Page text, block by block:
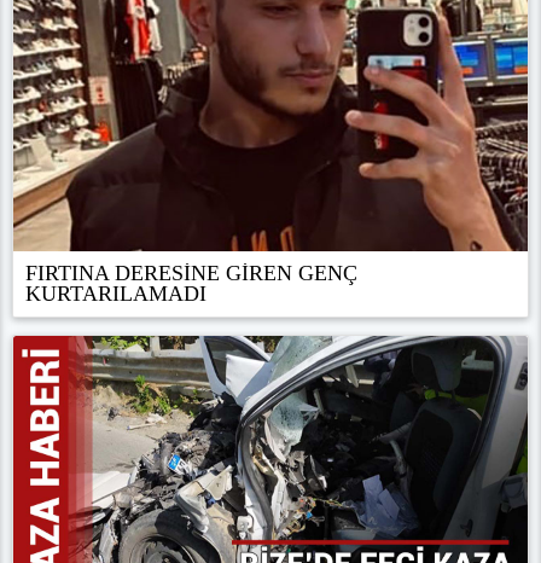
FIRTINA DERESİNE GİREN GENÇ
KURTARILAMADI